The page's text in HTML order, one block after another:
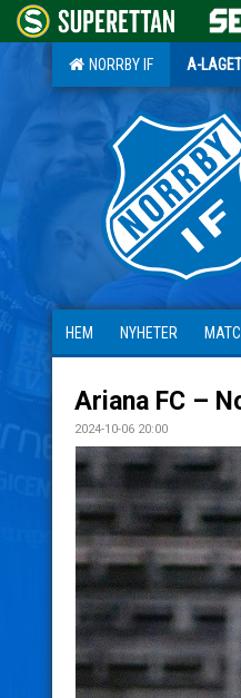
NORRBY IF A-LAGET
HEM NYHETER
Ariana FC –
2024-10-06 20:00